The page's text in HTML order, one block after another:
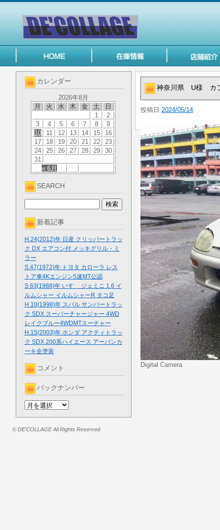
カレンダー
2026年8月
月
火 水 木 金 土 日
« 6月
1
2
3
4 5 6 7 8
9
10
11 12 13 14 15
16
17
18 19 20 21 22
23
24
25 26 27 28 29
30
31
SEARCH
新着記事
H.24(2012)年 日産 クリッパートラッ
ク DX エアコン付 メッキグリル・ミ
ラー
S.47(1972)年 トヨタ カローラ レス
トア車4Kエンジン5速MT公認
S.63(1988)年 いすゞ ジェミニ 1.6 イ
ルムシャー イルムシャーR タコ足
H.10(1998)年 スバル サンバートラッ
ク SDX スーパーチャージャー 4WD
レイクブルー4WDMTスーチャー
H.15(2003)年 ホンダ アクティトラッ
ク SDX 200系ハイエース アーバンカ
ーキ全塗装
コメント
バックナンバー
神奈川県 U様 カ
投稿日 2024/05/14
Digital Camera
© DE'COLLAGE All Rights Reserved